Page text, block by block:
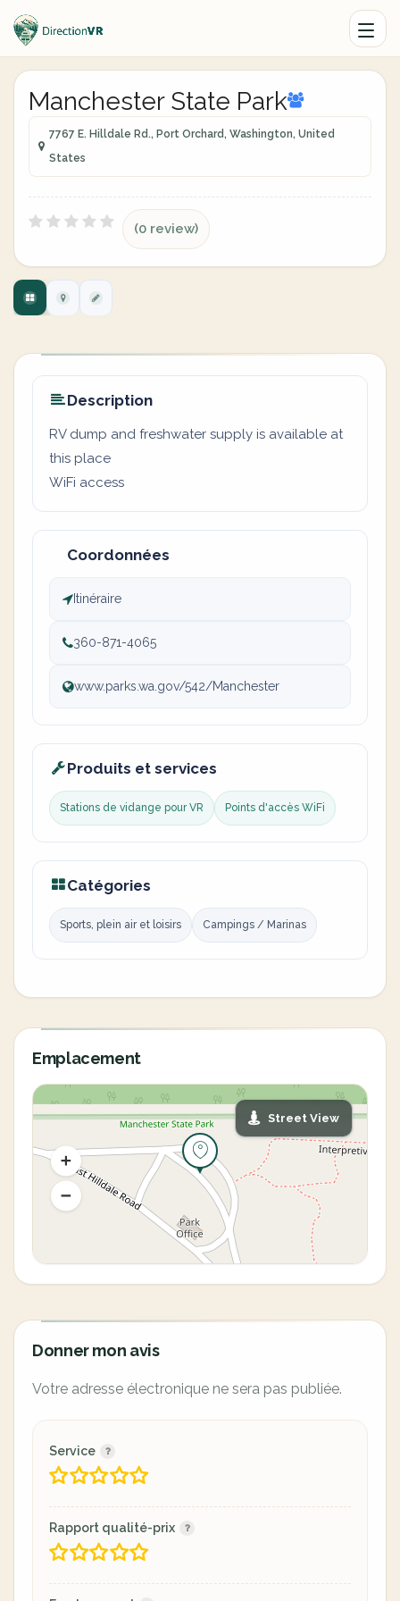
Manchester State Park
7767 E. Hilldale Rd., Port Orchard, Washington, United
States
(0 review)
Description
RV dump and freshwater supply is available at
this place
WiFi access
Coordonnées
Itinéraire
360-871-4065
www.parks.wa.gov/542/Manchester
Produits et services
Stations de vidange pour VR Points d'accès WiFi
Catégories
Sports, plein air et loisirs Campings / Marinas
Emplacement
Street View
Donner mon avis
Votre adresse électronique ne sera pas publiée.
Service
Rapport qualité-prix